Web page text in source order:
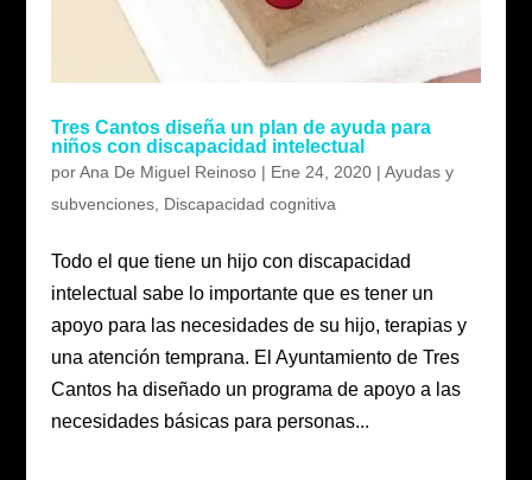
Tres Cantos diseña un plan de ayuda para
niños con discapacidad intelectual
porAna De Miguel Reinoso| Ene 24, 2020| Ayudas y
subvenciones, Discapacidad cognitiva
Todo el que tiene un hijo con discapacidad
intelectual sabe lo importante que es tener un
apoyo para las necesidades de su hijo, terapias y
una atención temprana. El Ayuntamiento de Tres
Cantos ha diseñado un programa de apoyo a las
necesidades básicas para personas...